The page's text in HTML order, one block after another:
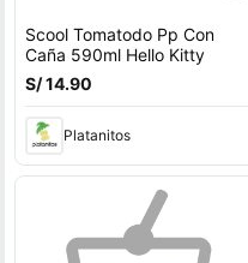
Scool Tomatodo Pp Con
Caña 590ml Hello Kitty
S/ 14.90
Platanitos